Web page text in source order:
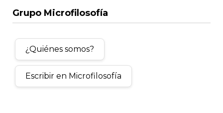
Grupo Microfilosofía
¿Quiénes somos?
Escribir en Microfilosofía